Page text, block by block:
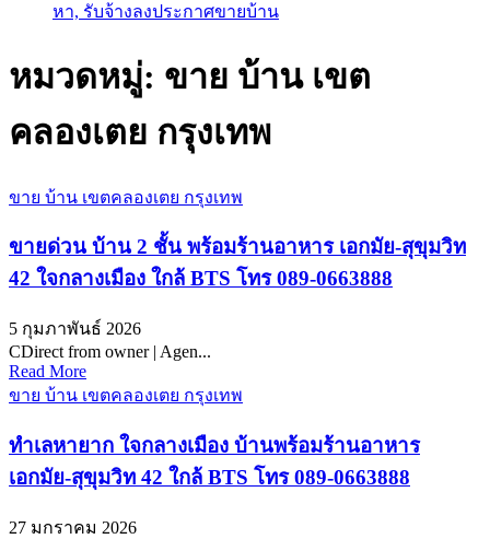
หา, รับจ้างลงประกาศขายบ้าน
หมวดหมู่: ขาย บ้าน เขต
คลองเตย กรุงเทพ
ขาย บ้าน เขตคลองเตย กรุงเทพ
ขายด่วน บ้าน 2 ชั้น พร้อมร้านอาหาร เอกมัย-สุขุมวิท
42 ใจกลางเมือง ใกล้ BTS โทร 089-0663888
5 กุมภาพันธ์ 2026
CDirect from owner | Agen...
Read More
ขาย บ้าน เขตคลองเตย กรุงเทพ
ทำเลหายาก ใจกลางเมือง บ้านพร้อมร้านอาหาร
เอกมัย-สุขุมวิท 42 ใกล้ BTS โทร 089-0663888
27 มกราคม 2026